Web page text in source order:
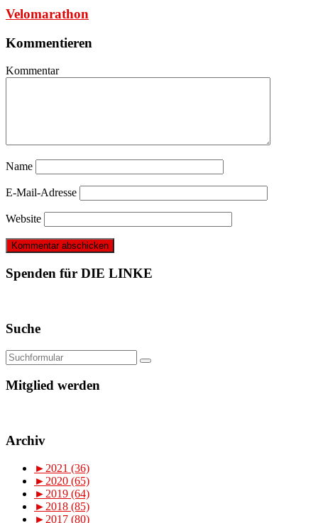
Velomarathon
Kommentieren
Kommentar
Name
E-Mail-Adresse
Website
Spenden für DIE LINKE
Suche
Mitglied werden
Archiv
► 2021 (36)
► 2020 (65)
► 2019 (64)
► 2018 (85)
► 2017 (80)